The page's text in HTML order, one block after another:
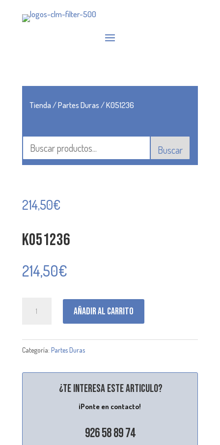
Tienda/Partes Duras/ K051236
Buscar
214,50€
K051236
214,50€
Añadir al carrito
Categoría: Partes Duras
¿Te interesa este articulo?
¡Ponte en contacto!
926 58 89 74